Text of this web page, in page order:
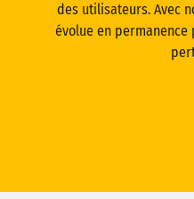
des utilisateurs. Avec
évolue en